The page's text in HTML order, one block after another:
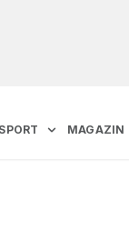
SPORT MAGAZIN